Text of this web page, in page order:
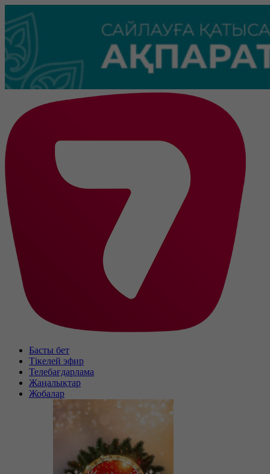
Басты бет
Тікелей эфир
Телебағдарлама
Жаңалықтар
Жобалар